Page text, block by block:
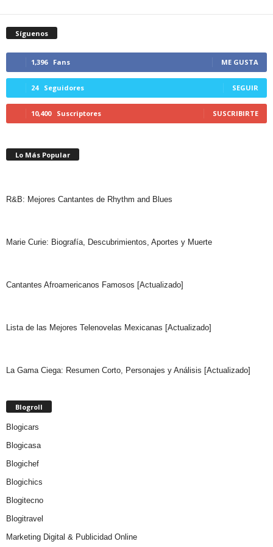
Síguenos
1,396 Fans ME GUSTA
24 Seguidores SEGUIR
10,400 Suscriptores SUSCRIBIRTE
Lo Más Popular
R&B: Mejores Cantantes de Rhythm and Blues
Marie Curie: Biografía, Descubrimientos, Aportes y Muerte
Cantantes Afroamericanos Famosos [Actualizado]
Lista de las Mejores Telenovelas Mexicanas [Actualizado]
La Gama Ciega: Resumen Corto, Personajes y Análisis [Actualizado]
Blogroll
Blogicars
Blogicasa
Blogichef
Blogichics
Blogitecno
Blogitravel
Marketing Digital & Publicidad Online